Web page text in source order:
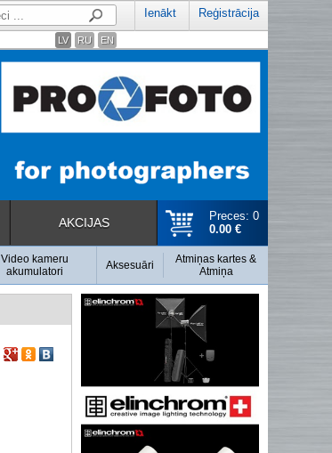
Ienākt Reģistrācija
LV RU EN
Preces: 0
0.00 €
AKCIJAS
Video kameru
akumulatori
Aksesuāri
Atmiņas kartes &
Atmiņa